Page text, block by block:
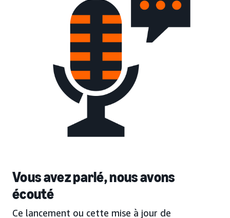
Vous avez parlé, nous avons
écouté
Ce lancement ou cette mise à jour de